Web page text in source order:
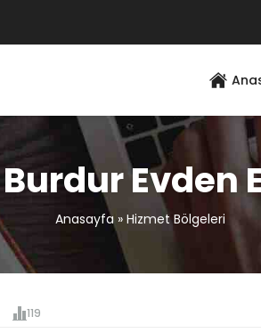
Evden
Anasayfa» Hizmet Bölgeleri
119